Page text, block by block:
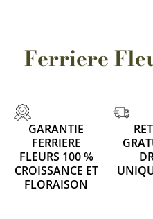
Ferriere
GARANTIE
FERRIERE
FLEURS 100 %
CROISSANCE ET
FLORAISON